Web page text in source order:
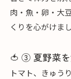
肉・魚・卵・大
くりを心がけま
🍅 ③ 夏野菜を
トマト、きゅう